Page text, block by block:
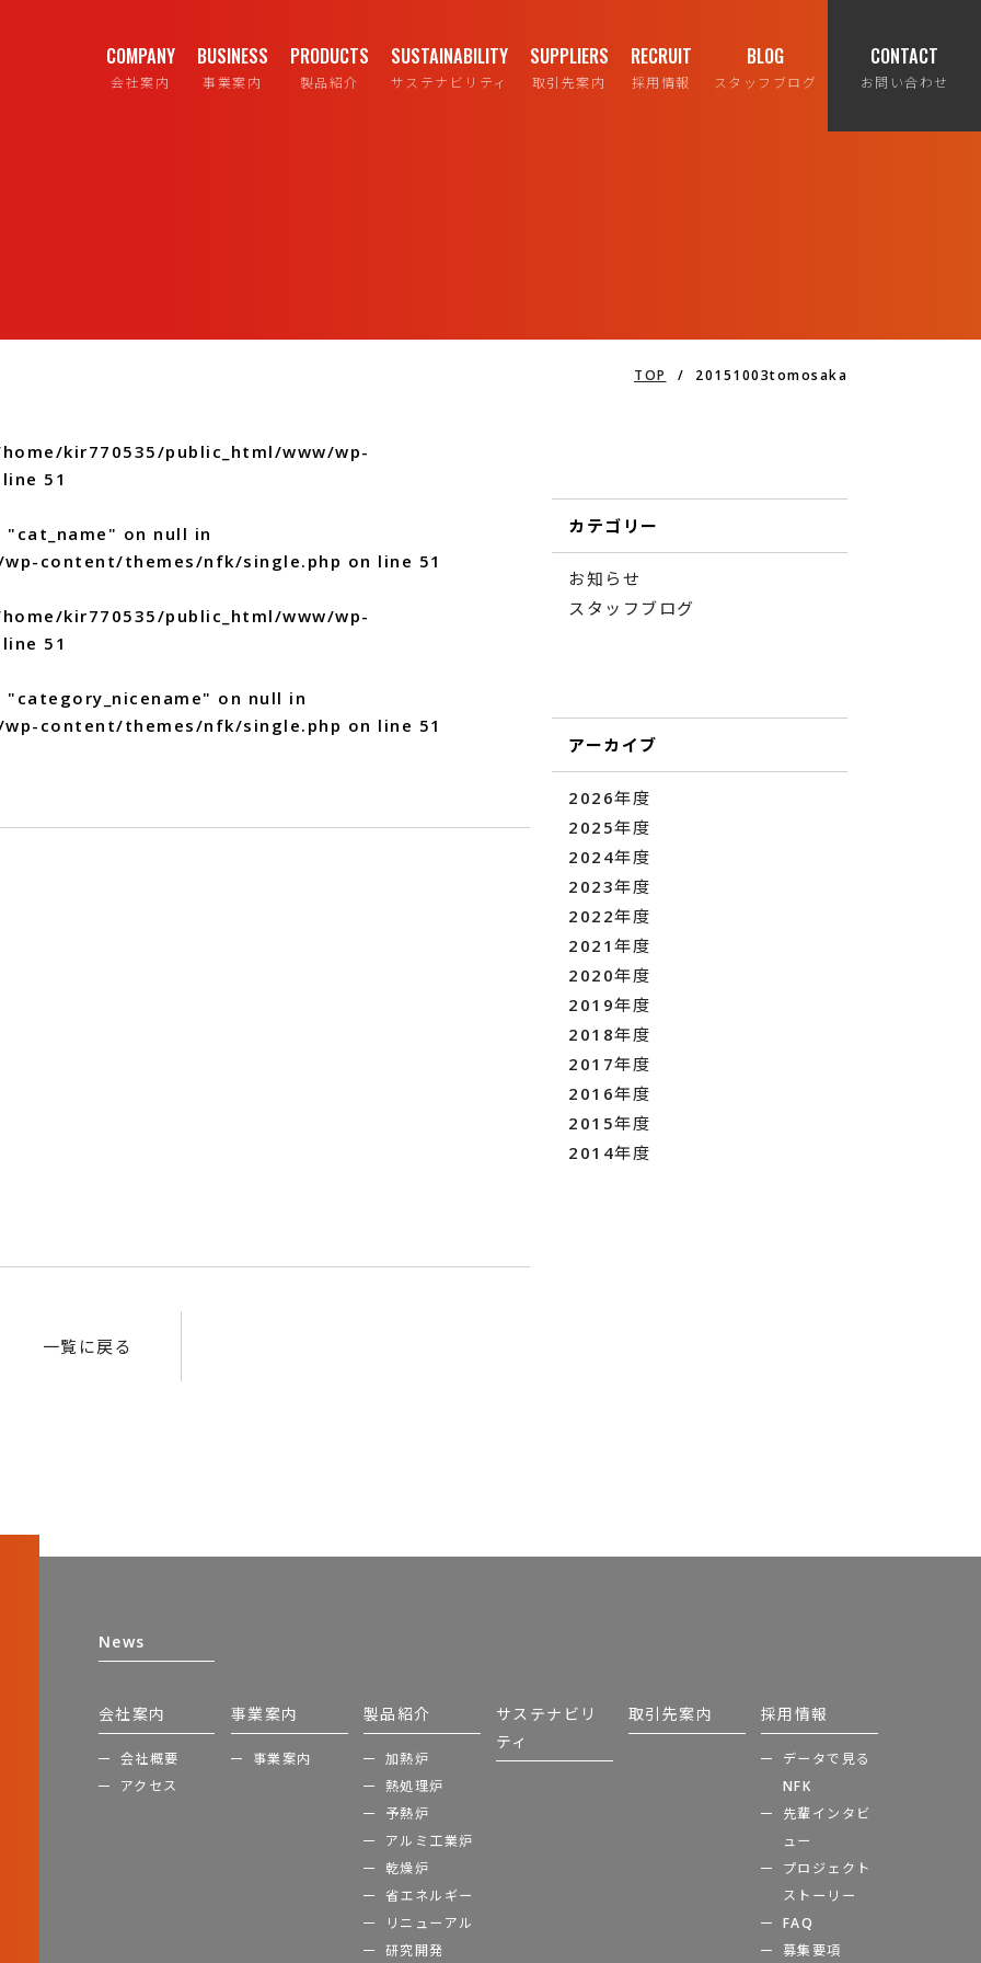
COMPANY
会社案内
BUSINESS
事業案内
PRODUCTS
製品紹介
SUSTAINABILITY
サステナビリティ
SUPPLIERS
取引先案内
RECRUIT
採用情報
BLOG
スタッフブログ
CONTACT
お問い合わせ
TOP / 20151003tomosaka
kir770535/public_html/www/wp-
51
on null in
content/themes/nfk/single.php on line 51
kir770535/public_html/www/wp-
51
on null in
content/themes/nfk/single.php on line 51
一覧に戻る
カテゴリー
お知らせ
スタッフブログ
アーカイブ
2026年度
2025年度
2024年度
2023年度
2022年度
2021年度
2020年度
2019年度
2018年度
2017年度
2016年度
2015年度
2014年度
News
会社案内
会社概要
アクセス
事業案内
事業案内
製品紹介
加熱炉
熱処理炉
予熱炉
アルミ工業炉
乾燥炉
省エネルギー
リニューアル
研究開発
サステナビリ
ティ
取引先案内 採用情報
データで見る
NFK
先輩インタビ
ュー
プロジェクト
ストーリー
FAQ
募集要項